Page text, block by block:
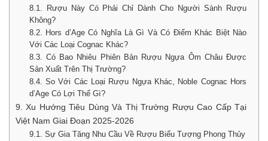
8.1. Rượu Này Có Phải Chỉ Dành Cho Người Sành Rượu
Không?
8.2. Hors d’Age Có Nghĩa Là Gì Và Có Điểm Khác Biệt Nào
Với Các Loại Cognac Khác?
8.3. Có Bao Nhiêu Phiên Bản Rượu Ngựa Ôm Châu Được
Sản Xuất Trên Thị Trường?
8.4. So Với Các Loại Rượu Ngựa Khác, Noble Cognac Hors
d’Age Có Lợi Thế Gì?
9. Xu Hướng Tiêu Dùng Và Thị Trường Rượu Cao Cấp Tại
Việt Nam Giai Đoạn 2025-2026
9.1. Sự Gia Tăng Nhu Cầu Về Rượu Biểu Tượng Phong Thủy